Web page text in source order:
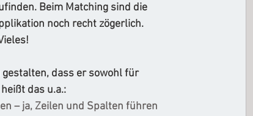
Beim Matching sind die
noch recht zögerlich.
dass er sowohl für
das u.a.:
– ja, Zeilen und Spalten führen